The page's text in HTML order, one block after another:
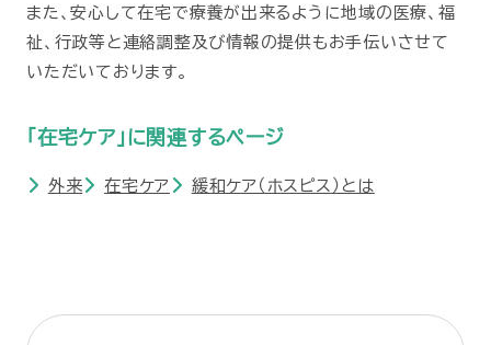
また、安心して在宅で療養が出来るように地域の医療、福
祉、行政等と連絡調整及び情報の提供もお手伝いさせて
いただいております。
「在宅ケア」に関連するページ
外来 在宅ケア 緩和ケア（ホスピス）とは